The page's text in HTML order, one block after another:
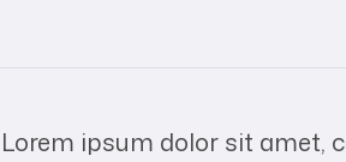
Lorem ipsum dolor sit amet,